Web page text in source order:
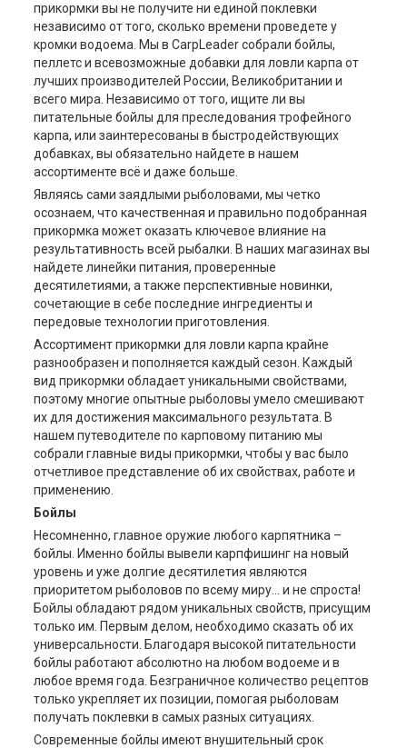
прикормки вы не получите ни единой поклевки
независимо от того, сколько времени проведете у
кромки водоема. Мы в CarpLeader собрали бойлы,
пеллетс и всевозможные добавки для ловли карпа от
лучших производителей России, Великобритании и
всего мира. Независимо от того, ищите ли вы
питательные бойлы для преследования трофейного
карпа, или заинтересованы в быстродействующих
добавках, вы обязательно найдете в нашем
ассортименте всё и даже больше.
Являясь сами заядлыми рыболовами, мы четко
осознаем, что качественная и правильно подобранная
прикормка может оказать ключевое влияние на
результативность всей рыбалки. В наших магазинах вы
найдете линейки питания, проверенные
десятилетиями, а также перспективные новинки,
сочетающие в себе последние ингредиенты и
передовые технологии приготовления.
Ассортимент прикормки для ловли карпа крайне
разнообразен и пополняется каждый сезон. Каждый
вид прикормки обладает уникальными свойствами,
поэтому многие опытные рыболовы умело смешивают
их для достижения максимального результата. В
нашем путеводителе по карповому питанию мы
собрали главные виды прикормки, чтобы у вас было
отчетливое представление об их свойствах, работе и
применению.
Бойлы
Несомненно, главное оружие любого карпятника –
бойлы. Именно бойлы вывели карпфишинг на новый
уровень и уже долгие десятилетия являются
приоритетом рыболовов по всему миру… и не спроста!
Бойлы обладают рядом уникальных свойств, присущим
только им. Первым делом, необходимо сказать об их
универсальности. Благодаря высокой питательности
бойлы работают абсолютно на любом водоеме и в
любое время года. Безграничное количество рецептов
только укрепляет их позиции, помогая рыболовам
получать поклевки в самых разных ситуациях.
Современные бойлы имеют внушительный срок